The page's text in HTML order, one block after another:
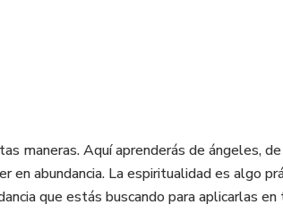
maneras. Aquí aprenderás de ángeles,
en abundancia. La espiritualidad es algo
que estás buscando para aplicarlas en